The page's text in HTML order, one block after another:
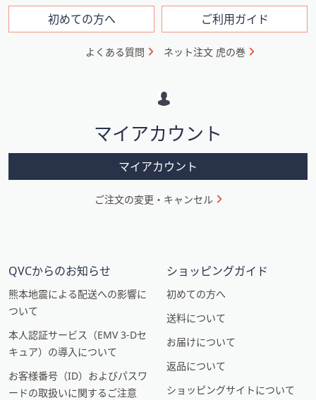
ン
初めての方へ ご利用ガイド
よくある質問 ネット注文 虎の巻
マイアカウント
マイアカウント
ご注文の変更・キャンセル
QVCからのお知らせ
熊本地震による配送への影響に
ついて
本人認証サービス（EMV 3-Dセ
キュア）の導入について
お客様番号（ID）およびパスワ
ードの取扱いに関するご注意
ショッピングガイド
初めての方へ
送料について
お届けについて
返品について
ショッピングサイトについて